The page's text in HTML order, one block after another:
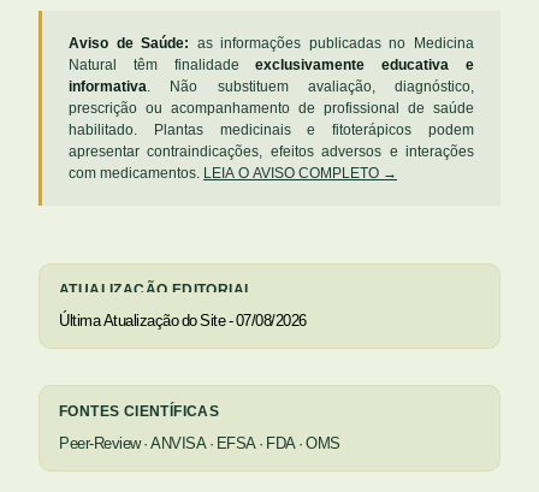
Aviso de Saúde: as informações publicadas no Medicina
Natural têm finalidadeexclusivamente educativa e
informativa. Não substituem avaliação, diagnóstico,
prescrição ou acompanhamento de profissional de saúde
habilitado. Plantas medicinais e fitoterápicos podem
apresentar contraindicações, efeitos adversos e interações
com medicamentos. LEIA O AVISO COMPLETO →
ATUALIZAÇÃO EDITORIAL
Última Atualização do Site - 07/08/2026
FONTES CIENTÍFICAS
Peer-Review · ANVISA · EFSA · FDA · OMS